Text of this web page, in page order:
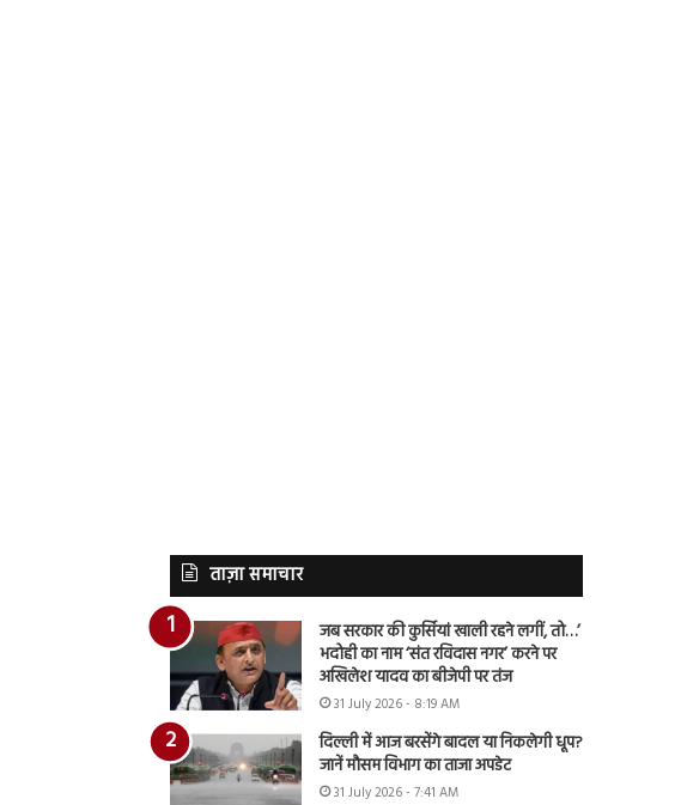
ताज़ा समाचार
जब सरकार की कुर्सियां खाली रहने लगीं, तो…’
भदोही का नाम ‘संत रविदास नगर’ करने पर
अखिलेश यादव का बीजेपी पर तंज
31 July 2026 - 8:19 AM
दिल्ली में आज बरसेंगे बादल या निकलेगी धूप?
जानें मौसम विभाग का ताजा अपडेट
31 July 2026 - 7:41 AM